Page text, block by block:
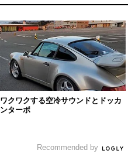
ワクワクする空冷サウンドとドッカ
ンターボ
Recommended by